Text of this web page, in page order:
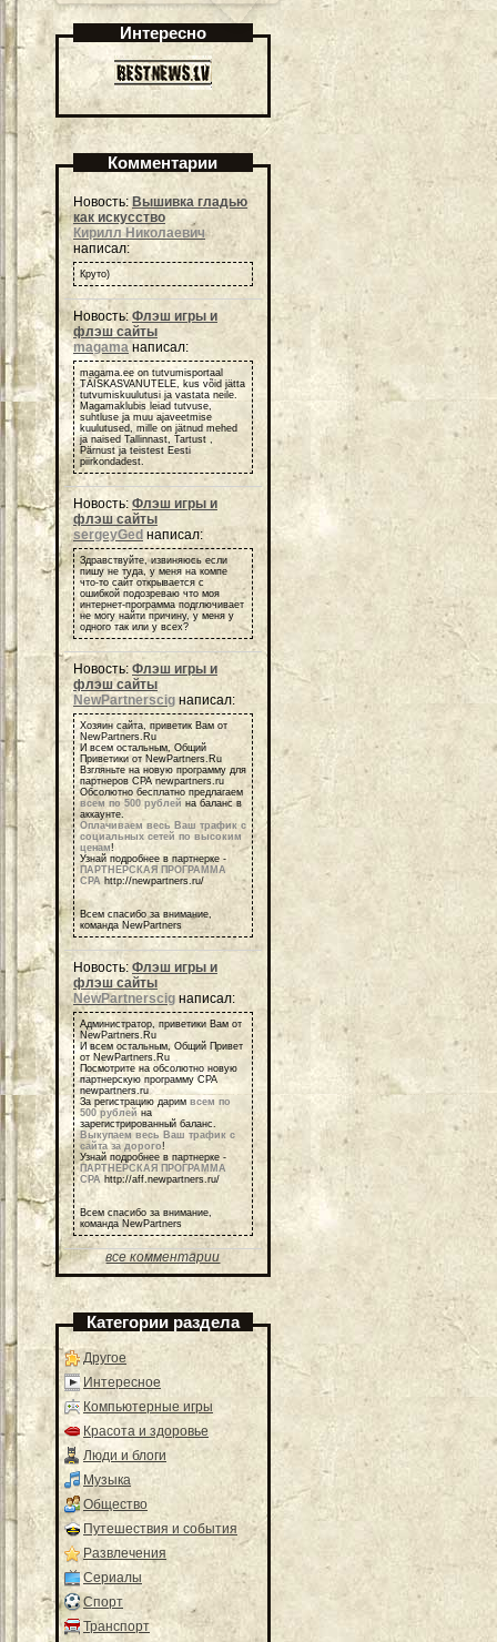
Интересно
Комментарии
Новость: Вышивка гладью
как искусство
Кирилл Николаевич
написал:
Круто)
Новость: Флэш игры и
флэш сайты
magamaнаписал:
magama.ee on tutvumisportaal
TÄISKASVANUTELE, kus võid jätta
tutvumiskuulutusi ja vastata neile.
Magamaklubis leiad tutvuse,
suhtluse ja muu ajaveetmise
kuulutused, mille on jätnud mehed
ja naised Tallinnast, Tartust ,
Pärnust ja teistest Eesti
piirkondadest.
Новость: Флэш игры и
флэш сайты
sergeyGed написал:
Здравствуйте, извиняюсь если
пишу не туда, у меня на компе
что-то сайт открывается с
ошибкой подозреваю что моя
интернет-программа подглючивает
не могу найти причину, у меня у
одного так или у всех?
Новость: Флэш игры и
флэш сайты
NewPartnerscig написал:
Хозяин сайта, приветик Вам от
NewPartners.Ru
И всем остальным, Общий
Приветики от NewPartners.Ru
Взгляньте на новую программу для
партнеров СРА newpartners.ru
Обсолютно бесплатно предлагаем
всем по 500 рублей на баланс в
аккаунте.
Оплачиваем весь Ваш трафик с
социальных сетей по высоким
ценам!
Узнай подробнее в партнерке -
ПАРТНЕРСКАЯ ПРОГРАММА
СРА http://newpartners.ru/
Всем спасибо за внимание,
команда NewPartners
Новость: Флэш игры и
флэш сайты
NewPartnerscig написал:
Администратор, приветики Вам от
NewPartners.Ru
И всем остальным, Общий Привет
от NewPartners.Ru
Посмотрите на обсолютно новую
партнерскую программу СРА
newpartners.ru
За регистрацию дарим всем по
500 рублей на
зарегистрированный баланс.
Выкупаем весь Ваш трафик с
сайта за дорого!
Узнай подробнее в партнерке -
ПАРТНЕРСКАЯ ПРОГРАММА
СРА http://aff.newpartners.ru/
Всем спасибо за внимание,
команда NewPartners
все комментарии
Категории раздела
Другое
Интересное
Компьютерные игры
Красота и здоровье
Люди и блоги
Музыка
Общество
Путешествия и события
Развлечения
Сериалы
Спорт
Транспорт